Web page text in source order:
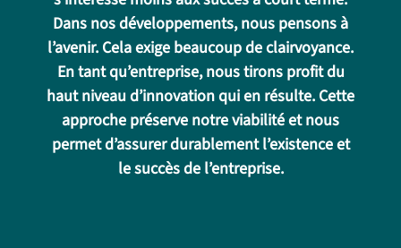
Dans nos développements, nous pensons à
l’avenir. Cela exige beaucoup de clairvoyance.
En tant qu’entreprise, nous tirons profit du
haut niveau d’innovation qui en résulte. Cette
approche préserve notre viabilité et nous
permet d’assurer durablement l’existence et
le succès de l’entreprise.